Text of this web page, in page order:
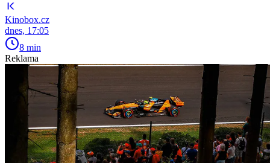
Kinobox.cz
dnes, 17:05
8 min
Reklama